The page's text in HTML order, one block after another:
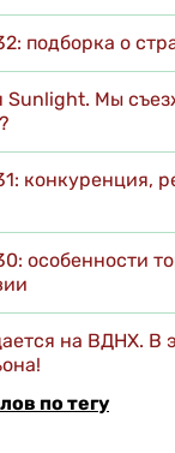
подборка о
Sunlight. Мы
конкуренция,
особенности
на ВДНХ. В
по тегу